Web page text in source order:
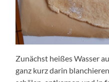
Zunächst heißes Wasser
ganz kurz darin